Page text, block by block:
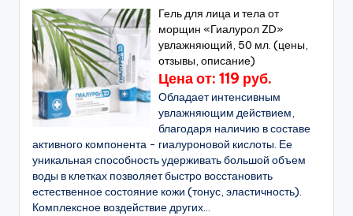
Гель для лица и тела от
морщин «Гиалурол ZD»
увлажняющий, 50 мл. (цены,
отзывы, описание)
Цена от: 119 руб.
Обладает интенсивным
увлажняющим действием,
благодаря наличию в составе
активного компонента - гиалуроновой кислоты. Ее
уникальная способность удерживать большой объем
воды в клетках позволяет быстро восстановить
естественное состояние кожи (тонус, эластичность).
Комплексное воздействие других...